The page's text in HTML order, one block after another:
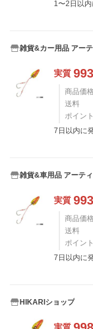
1〜2日以内
雑貨&カー用品 アー
実質 993
商品価格
送料
ポイント
7日以内に
雑貨&車用品 アーテ
実質 993
商品価格
送料
ポイント
7日以内に
HIKARIショップ
実質